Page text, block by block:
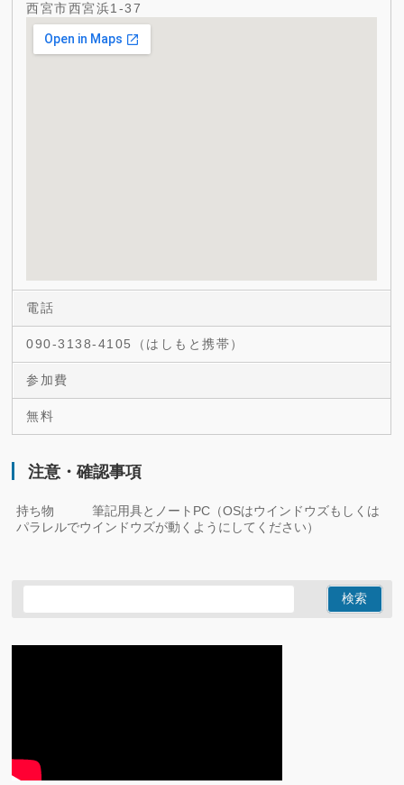
西宮市西宮浜1-37
電話
090-3138-4105（はしもと携帯）
参加費
無料
注意・確認事項
持ち物 筆記用具とノートPC（OSはウインドウズもしくは
パラレルでウインドウズが動くようにしてください）